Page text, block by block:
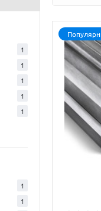
1
1
1
1
1
1
1